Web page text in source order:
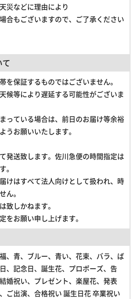
災などに理由により
合もございますので、ご了承ください
を保証するものではございません。
候等により遅延する可能性がございま
っている場合は、前日のお届け等余裕
うお願いいたします。
発送致します。佐川急便の時間指定は
。
けはすべて法人向けとして扱われ、 時
ん。
致しかねます。
をお願い申し上げます。
、青、ブルー、青い、花束、バラ、ば
、記念日、誕生花、プロポーズ、告
婚祝い、プレゼント、楽屋花、発表
ご出演、合格祝い 誕生日花 卒業祝い